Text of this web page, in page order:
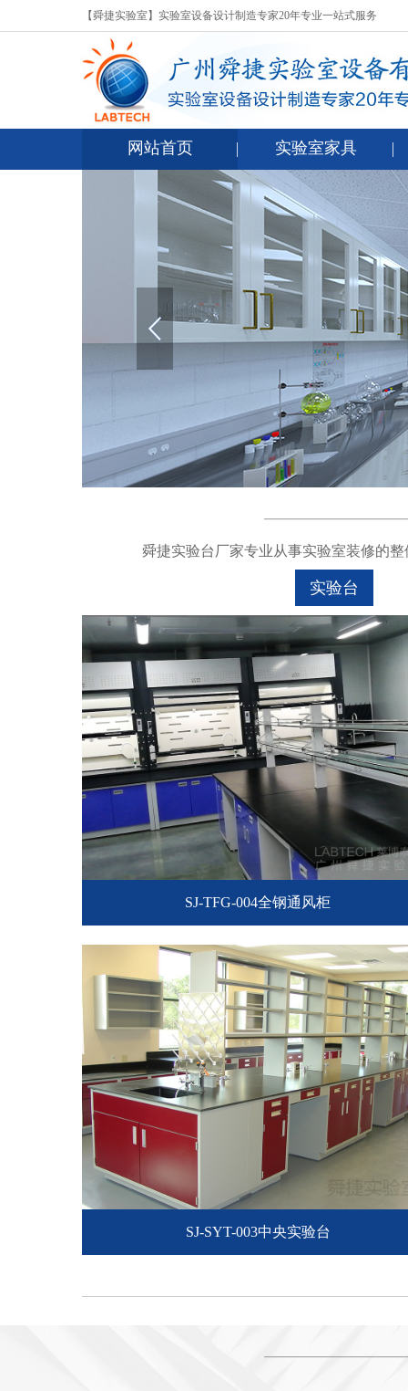
【舜捷实验室】实验室设备设计制造专家20年专业一站式服务
网站首页 实验室家具
舜捷实验台厂家专业从事实验室装修的
实验台
SJ-TFG-004全钢通风柜
SJ-SYT-003中央实验台